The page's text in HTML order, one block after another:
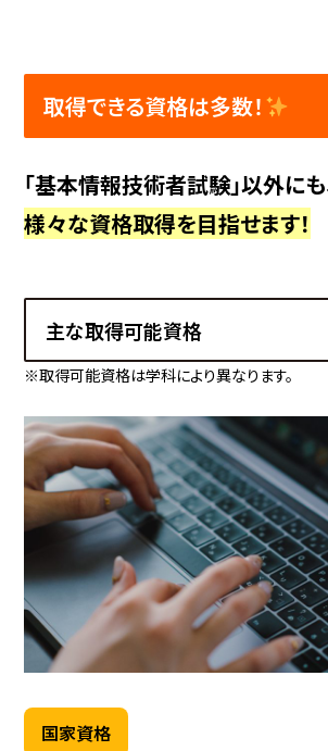
取得できる資格は多数！
「基本情報技術者試験」以外にも
様々な資格取得を目指せます！
主な取得可能資格
※取得可能資格は学科により異なります。
国家資格